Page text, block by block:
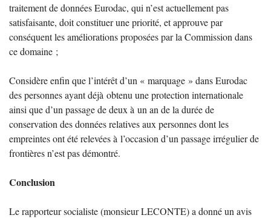
traitement de données Eurodac, qui n’est actuellement pas
satisfaisante, doit constituer une priorité, et approuve par
conséquent les améliorations proposées par la Commission dans
ce domaine ;
Considère enfin que l’intérêt d’un « marquage » dans Eurodac
des personnes ayant déjà obtenu une protection internationale
ainsi que d’un passage de deux à un an de la durée de
conservation des données relatives aux personnes dont les
empreintes ont été relevées à l’occasion d’un passage irrégulier de
frontières n’est pas démontré.
Conclusion
Le rapporteur socialiste (monsieurLECONTE) a donné un avis